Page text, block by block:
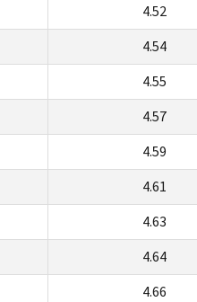
4.52
4.54
4.55
4.57
4.59
4.61
4.63
4.64
4.66